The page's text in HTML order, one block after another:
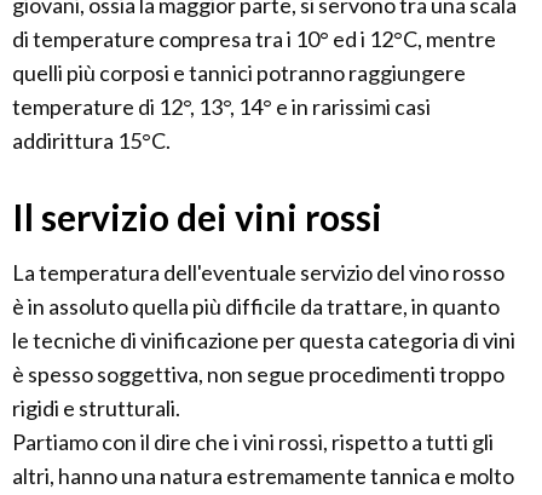
di temperature compresa tra i 10° ed i 12°C, mentre
quelli più corposi e tannici potranno raggiungere
temperature di 12°, 13°, 14° e in rarissimi casi
addirittura 15°C.
Il servizio dei vini rossi
La temperatura dell'eventuale servizio del vino rosso
è in assoluto quella più difficile da trattare, in quanto
le tecniche di vinificazione per questa categoria di vini
è spesso soggettiva, non segue procedimenti troppo
rigidi e strutturali.
Partiamo con il dire che i vini rossi, rispetto a tutti gli
altri, hanno una natura estremamente tannica e molto